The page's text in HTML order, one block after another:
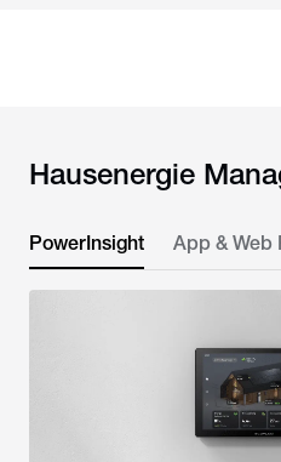
Hausenergie
PowerInsight App & Web